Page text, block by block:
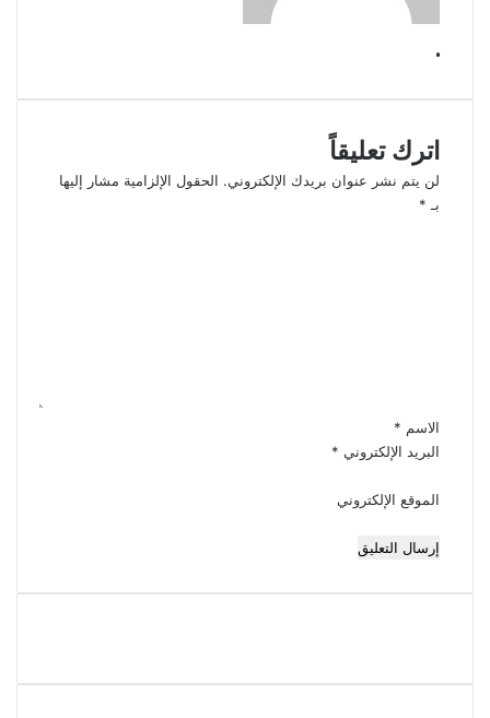
.
اترك تعليقاً
لن يتم نشر عنوان بريدك الإلكتروني. الحقول الإلزامية مشار إليها
بـ *
الاسم *
البريد الإلكتروني *
الموقع الإلكتروني